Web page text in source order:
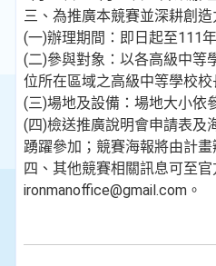
三、為推廣本競賽並深耕創
(一)辦理期間：即日起至111
(二)參與對象：以各高級中等
位所在區域之高級中等學校
(三)場地及設備：場地大小依
(四)檢送推廣說明會申請表及
踴躍參加；競賽海報將由計
四、其他競賽相關訊息可至
ironmanoffice@gmail.com。